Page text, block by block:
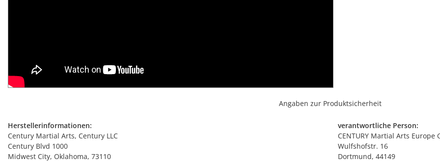
Angaben zur Produktsicherheit
Herstellerinformationen:
Century Martial Arts, Century LLC
Century Blvd 1000
Midwest City, Oklahoma, 73110
verantwortliche Person:
CENTURY Martial Arts Europe
Wulfshofstr. 16
Dortmund, 44149